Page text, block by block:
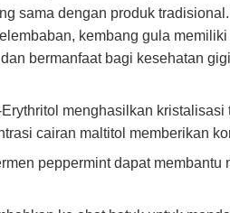
sama dengan produk
kembang gula
bermanfaat bagi kesehatan
menghasilkan
cairan maltitol memberikan
peppermint dapat membantu